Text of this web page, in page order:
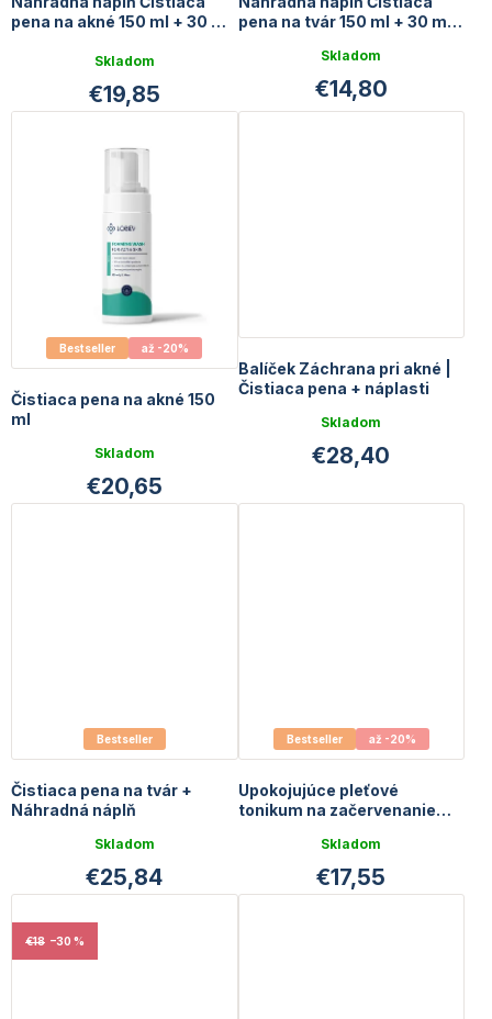
pena na akné 150 ml + 30 ml
Priemerné
produktu
je
z
hviezdičiek.
Skladom
€19,85
pena na tvár 150 ml + 30 ml
Skladom
€14,80
Bestseller až -20%
Čistiaca pena na akné 150
ml
Skladom
€20,65
Balíček Záchrana pri akné |
Čistiaca pena + náplasti
Skladom
€28,40
Bestseller
Čistiaca pena na tvár +
Náhradná náplň
Skladom
€25,84
Bestseller až -20%
Upokojujúce pleťové
tonikum na začervenanie
Skladom
€17,55
€18 –30 %